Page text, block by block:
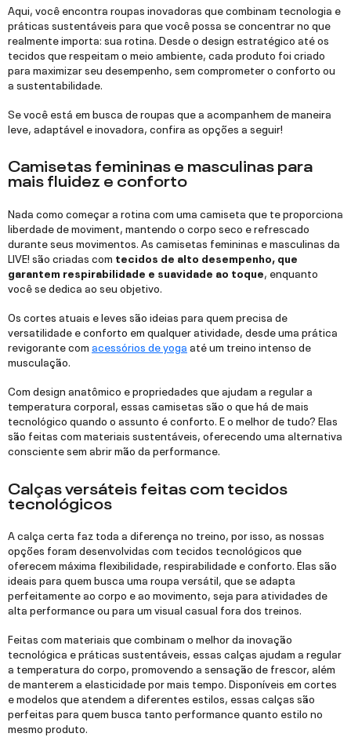
Aqui, você encontra roupas inovadoras que combinam tecnologia e
práticas sustentáveis para que você possa se concentrar no que
realmente importa: sua rotina. Desde o design estratégico até os
tecidos que respeitam o meio ambiente, cada produto foi criado
para maximizar seu desempenho, sem comprometer o conforto ou
a sustentabilidade.
Se você está em busca de roupas que a acompanhem de maneira
leve, adaptável e inovadora, confira as opções a seguir!
Camisetas femininas e masculinas para
mais fluidez e conforto
Nada como começar a rotina com uma camiseta que te proporciona
liberdade de moviment, mantendo o corpo seco e refrescado
durante seus movimentos. As camisetas femininas e masculinas da
LIVE! são criadas com tecidos de alto desempenho, que
garantem respirabilidade e suavidade ao toque, enquanto
você se dedica ao seu objetivo.
Os cortes atuais e leves são ideias para quem precisa de
versatilidade e conforto em qualquer atividade, desde uma prática
revigorante com acessórios de yoga até um treino intenso de
musculação.
Com design anatômico e propriedades que ajudam a regular a
temperatura corporal, essas camisetas são o que há de mais
tecnológico quando o assunto é conforto. E o melhor de tudo? Elas
são feitas com materiais sustentáveis, oferecendo uma alternativa
consciente sem abrir mão da performance.
Calças versáteis feitas com tecidos
tecnológicos
A calça certa faz toda a diferença no treino, por isso, as nossas
opções foram desenvolvidas com tecidos tecnológicos que
oferecem máxima flexibilidade, respirabilidade e conforto. Elas são
ideais para quem busca uma roupa versátil, que se adapta
perfeitamente ao corpo e ao movimento, seja para atividades de
alta performance ou para um visual casual fora dos treinos.
Feitas com materiais que combinam o melhor da inovação
tecnológica e práticas sustentáveis, essas calças ajudam a regular
a temperatura do corpo, promovendo a sensação de frescor, além
de manterem a elasticidade por mais tempo. Disponíveis em cortes
e modelos que atendem a diferentes estilos, essas calças são
perfeitas para quem busca tanto performance quanto estilo no
mesmo produto.